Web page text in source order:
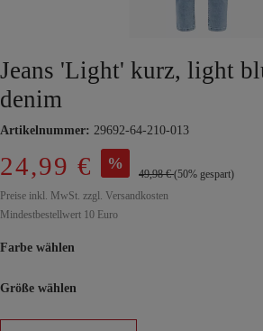
Jeans 'Light' kurz, light
denim
Artikelnummer: 29692-64-210-013
24,99 € %
49,98 €(50% gespart)
Preise inkl. MwSt. zzgl. Versandkosten
Mindestbestellwert 10 Euro
Farbe wählen
Größe wählen